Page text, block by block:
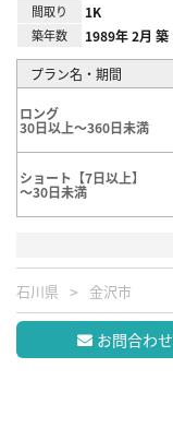
間取り 1K
築年数 1989年 2月 築
プラン名・期間
ロング
30日以上～360日未満
ショート【7日以上】
～30日未満
石川県 金沢市
お問合わせ